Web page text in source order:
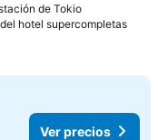
de Tokio
hotel supercompletas
Ver precios